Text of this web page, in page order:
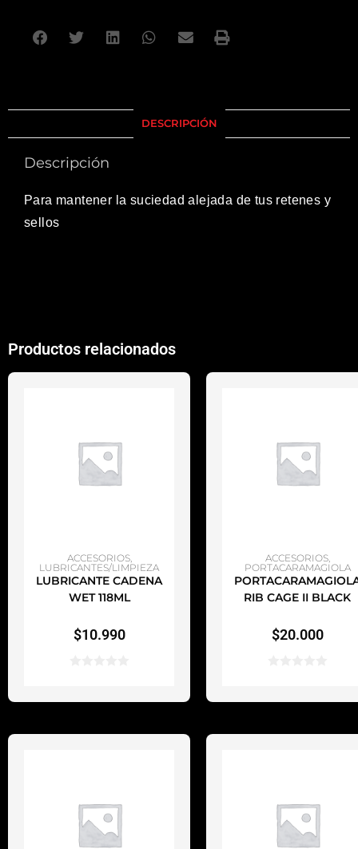
DESCRIPCIÓN
Descripción
Para mantener la suciedad alejada de tus retenes y
sellos
Productos relacionados
AÑADIR AL CARRITO
ACCESORIOS,
LUBRICANTES/LIMPIEZA
LUBRICANTE CADENA
WET 118ML
$10.990
AÑADIR AL CARRITO
ACCESORIOS,
PORTACARAMAGIOLA
RIB CAGE II BLACK
$20.000